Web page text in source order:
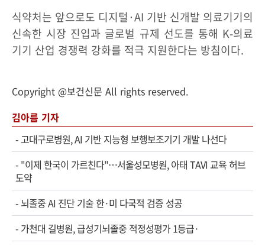
식약처는 앞으로도 디지털·AI 기반 신개발 의료기기의
신속한 시장 진입과 글로벌 규제 선도를 통해 K-의료
기기 산업 경쟁력 강화를 적극 지원한다는 방침이다.
Copyright @보건신문 All rights reserved.
김아름 기자
- 고대구로병원, AI 기반 지능형 보행보조기기 개발 나선다
- "이제 한국이 가르친다"…서울성모병원, 아태 TAVI 교육 허브
도약
- 뇌졸중 AI 진단 기술 한·미 다국적 검증 성공
- 가천대 길병원, 급성기뇌졸중 적정성평가 1등급·